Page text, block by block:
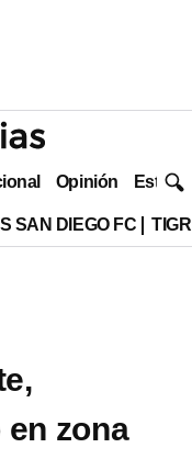
Opinión Estilo
SAN DIEGO FC
zona